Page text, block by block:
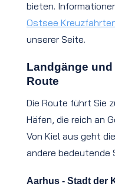
bieten.
Ostsee
unserer Seite.
Landgänge
Route
Die Route führt Sie
Häfen, die reich an
Von Kiel aus geht
andere bedeutende
Aarhus - Stadt der